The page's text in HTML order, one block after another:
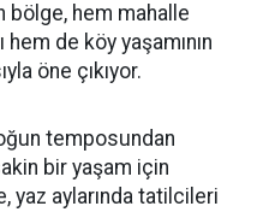
bölge, hem mahalle
hem de köy yaşamının
öne çıkıyor.
temposundan
bir yaşam için
yaz aylarında tatilcileri